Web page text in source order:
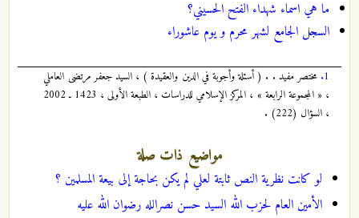
ما هي اسماء شهداء الفتح الحسيني؟
السجل الجامع لشهر محرم و يوم عاشوراء
1. مختصر مفيد . . ( أسئلة وأجوبة في الدين والعقيدة ) ، السيد جعفر مرتضى العاملي
، « المجموعة الرابعة » ، المركز الإسلامي للدراسات ، الطبعة الأولى ، 1423 ـ 2002
، السؤال (222) .
مواضيع ذات صلة
لو كانت نظرية النص ثابتة لعلي لم يكن بحاجة إلى بيعة المسلمين ؟
الأمين العام لحزب الله السيد حسن نصرالله رضوان الله عليه